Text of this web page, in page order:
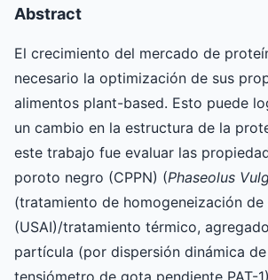
Abstract
El crecimiento del mercado de
necesario la optimización de sus
alimentos plant-based. Esto puede
un cambio en la estructura de la
este trabajo fue evaluar las
poroto negro (CPPN) (Phaseolus
(tratamiento de homogeneización
(USAI)/tratamiento térmico,
partícula (por dispersión dinámica
tensiómetro de gota pendiente PAT-